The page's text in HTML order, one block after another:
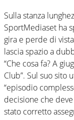
Sulla stanza
SportMediaset ha
gira e perde di
lascia spazio a
“Che cosa fa? A
Club”. Sul suo sito
“episodio
decisione che
stato corretto